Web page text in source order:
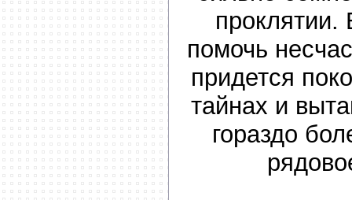
помочь
придется
тайнах и
гораздо